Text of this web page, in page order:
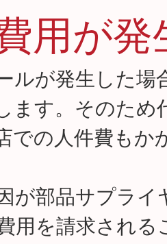
用が発
ルが発生した場
ます。そのた
での人件費も
が部品サプラ
用を請求され